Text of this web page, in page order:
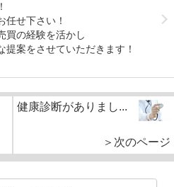
任せ下さい！
買の経験を活かし
提案をさせていただきます！
健康診断がありまし...
＞次のページ